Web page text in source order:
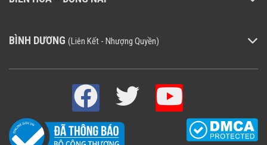
BÌNH DƯƠNG (Liên Kết - Nhượng Quyền)